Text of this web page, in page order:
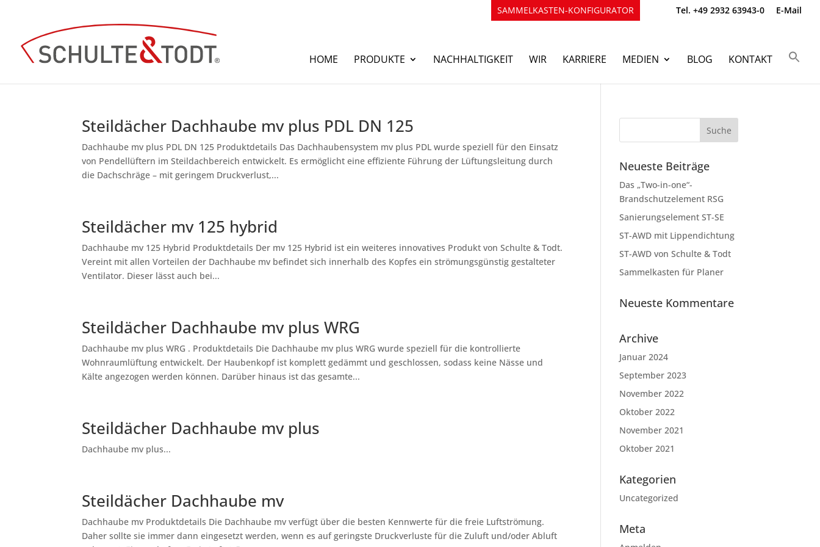
SAMMELKASTEN-KONFIGURATOR Tel. +49 2932 63943-0 E-Mail
HOME PRODUKTE NACHHALTIGKEIT WIR KARRIERE MEDIEN BLOG KONTAKT
Steildächer Dachhaube mv plus PDL DN 125
Dachhaube mv plus PDL DN 125 Produktdetails Das Dachhaubensystem mv plus PDL wurde speziell für den Einsatz
von Pendellüftern im Steildachbereich entwickelt. Es ermöglicht eine effiziente Führung der Lüftungsleitung durch
die Dachschräge – mit geringem Druckverlust,...
Steildächer mv 125 hybrid
Dachhaube mv 125 Hybrid Produktdetails Der mv 125 Hybrid ist ein weiteres innovatives Produkt von Schulte & Todt.
Vereint mit allen Vorteilen der Dachhaube mv befindet sich innerhalb des Kopfes ein strömungsgünstig gestalteter
Ventilator. Dieser lässt auch bei...
Steildächer Dachhaube mv plus WRG
Dachhaube mv plus WRG . Produktdetails Die Dachhaube mv plus WRG wurde speziell für die kontrollierte
Wohnraumlüftung entwickelt. Der Haubenkopf ist komplett gedämmt und geschlossen, sodass keine Nässe und
Kälte angezogen werden können. Darüber hinaus ist das gesamte...
Steildächer Dachhaube mv plus
Dachhaube mv plus...
Steildächer Dachhaube mv
Dachhaube mv Produktdetails Die Dachhaube mv verfügt über die besten Kennwerte für die freie Luftströmung.
Daher sollte sie immer dann eingesetzt werden, wenn es auf geringste Druckverluste für die Zuluft und/oder Abluft
Neueste Beiträge
Das „Two-in-one“-
Brandschutzelement RSG
Sanierungselement ST-SE
ST-AWD mit Lippendichtung
ST-AWD von Schulte & Todt
Sammelkasten für Planer
Neueste Kommentare
Archive
Januar 2024
September 2023
November 2022
Oktober 2022
November 2021
Oktober 2021
Kategorien
Uncategorized
Meta